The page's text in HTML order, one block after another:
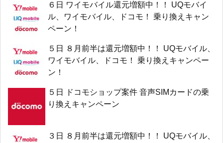
６日 ワイモバイル還元増額中！！ UQモバイ
ル、ワイモバイル、ドコモ！ 乗り換えキャン
ペーン！
５日 ８月前半は還元増額中！！ UQモバイル、
ワイモバイル、ドコモ！ 乗り換えキャンペー
ン！
５日 ドコモショップ案件 音声SIMカードの乗
り換えキャンペーン
３日 ８月前半は還元増額中！！ UQモバイル、